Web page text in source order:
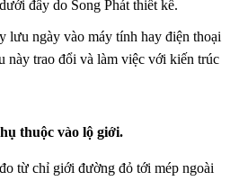
đây do Song Phát thiết kế.
lưu ngày vào máy tính hay điện thoại
này trao đổi và làm việc với kiến trúc
thuộc vào lộ giới.
từ chỉ giới đường đỏ tới mép ngoài